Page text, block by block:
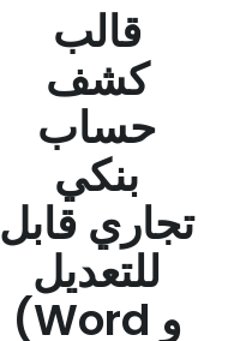
قالب
كشف
حساب
بنكي
تجاري قابل
للتعديل
(Word و